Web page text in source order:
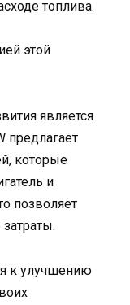
топлива.
этой
является
предлагает
которые
и
позволяет
к улучшению